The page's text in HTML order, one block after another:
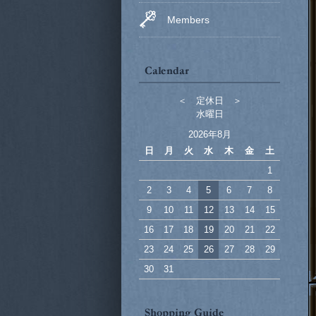
Members
＜ 定休日 ＞
水曜日
2026年8月
日
月 火 水 木 金
土
1
2
3 4 5 6 7
8
9
10 11 12 13 14
15
16
17 18 19 20 21
22
23
24 25 26 27 28
29
30
31